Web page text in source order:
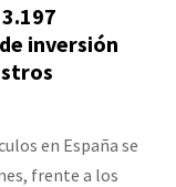
inversión
en España se
frente a los